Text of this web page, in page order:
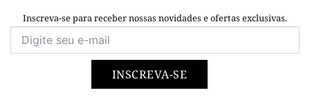
Inscreva-se para receber nossas novidades e ofertas exclusivas.
INSCREVA-SE